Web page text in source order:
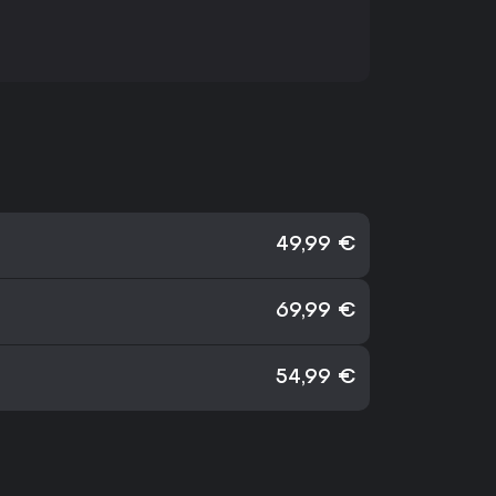
49,99 €
69,99 €
54,99 €